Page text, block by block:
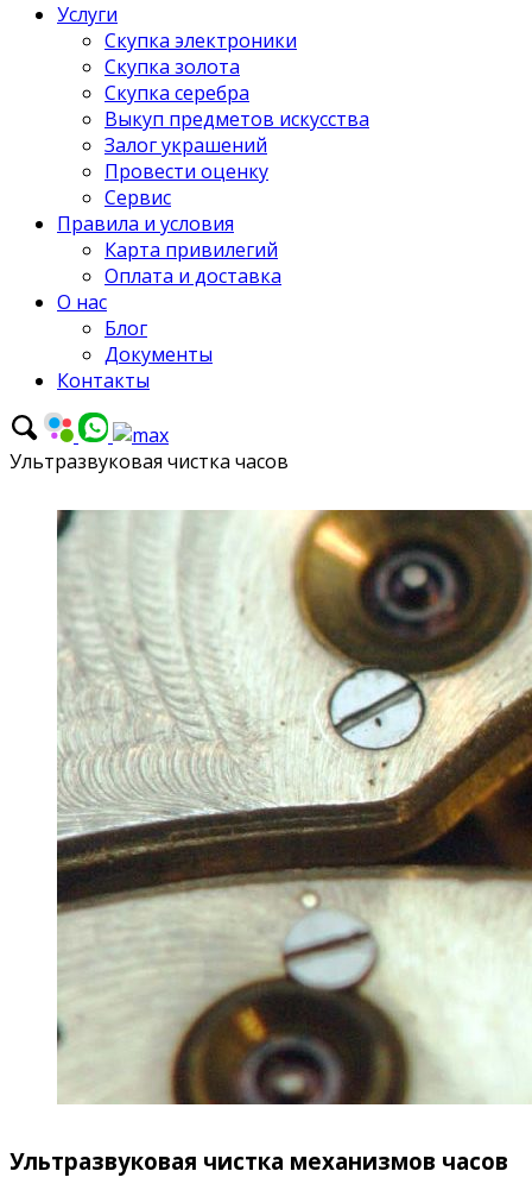
Услуги
Скупка электроники
Скупка золота
Скупка серебра
Выкуп предметов искусства
Залог украшений
Провести оценку
Сервис
Правила и условия
Карта привилегий
Оплата и доставка
О нас
Блог
Документы
Контакты
Ультразвуковая чистка часов
Ультразвуковая чистка механизмов часов